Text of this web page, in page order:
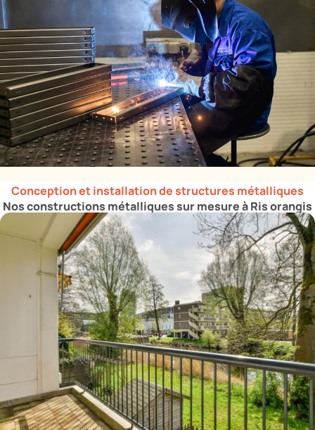
Nos constructions métalliques sur mesure à Ris orangis
Conception et installation de structures métalliques